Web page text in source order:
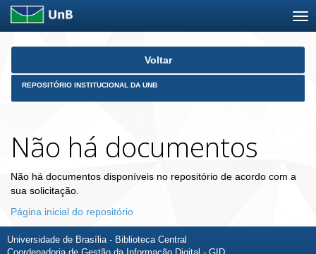
Skip
Voltar
REPOSITÓRIO INSTITUCIONAL DA UNB
Não há documentos
Não há documentos disponíveis no repositório de acordo com a
sua solicitação.
Página inicial do repositório
Universidade de Brasília - Biblioteca Central
Coordenadoria de Gestão da Informação Digital - GID